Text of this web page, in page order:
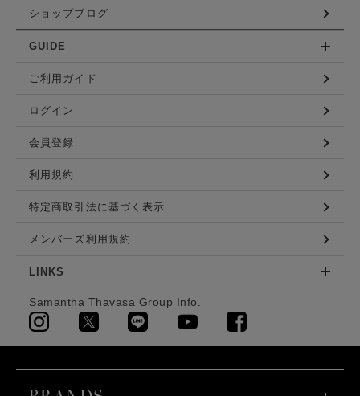
ショップブログ
GUIDE
ご利用ガイド
ログイン
会員登録
利用規約
特定商取引法に基づく表示
メンバーズ利用規約
LINKS
Samantha Thavasa Group Info.